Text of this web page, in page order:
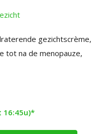
gezichtscrème,
tot na de menopauze,
16:45u)*